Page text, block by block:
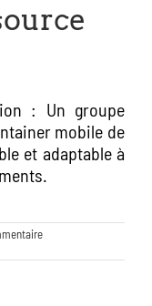
: Un groupe
mobile de
et adaptable à